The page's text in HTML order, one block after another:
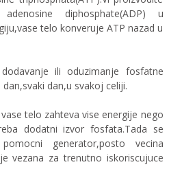
diphosphate(ADP) u
telo konveruje ATP nazad u
ili oduzimanje fosfatne
dan,u svakoj celiji.
telo zahteva vise energije nego
dodatni izvor fosfata.Tada se
generator,posto vecina
vezana za trenutno iskoriscujuce